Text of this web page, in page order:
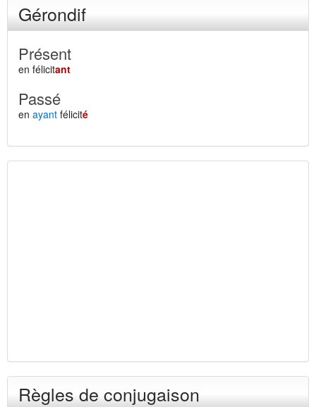
Gérondif
Présent
en félicitant
Passé
en ayant félicité
Règles de conjugaison